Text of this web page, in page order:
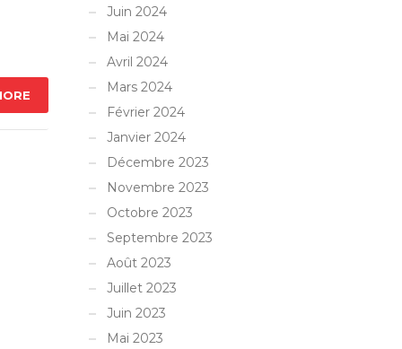
Juin 2024
Mai 2024
Avril 2024
Mars 2024
Février 2024
Janvier 2024
Décembre 2023
Novembre 2023
Octobre 2023
Septembre 2023
Août 2023
Juillet 2023
Juin 2023
Mai 2023